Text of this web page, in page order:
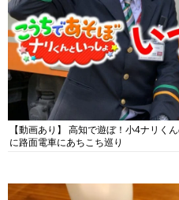
【動画あり】 高知で遊ぼ！小4ナリく
に路面電車にあちこち巡り